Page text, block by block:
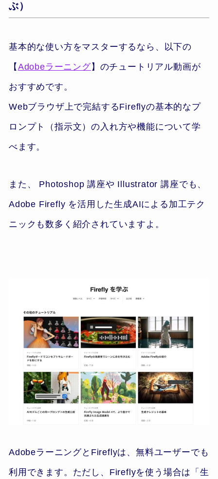
ぶ）
基本的な使い方をマスターするなら、以下の
【 Adobeラーニング】のチュートリアル動画が
おすすめです。
Webブラウザ上で完結するFireflyの基本的なプ
ロンプト（指示文）の入れ方や機能について学
べます。
また、 Photoshop 講座や Illustrator 講座でも、
Adobe Firefly を活用した生成AIによる加工テク
ニックも数多く紹介されていますよ。
AdobeラーニングとFireflyは、無料ユーザーでも
利用できます。ただし、Fireflyを使う場合は「生